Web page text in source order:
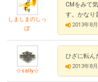
しましまのしっ
ぽ
CMをみて
す。かなり
2013年8
☆sally☆
ひざに転ん
2013年8